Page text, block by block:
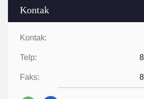
Kontak
Kontak:
Telp:
Faks: